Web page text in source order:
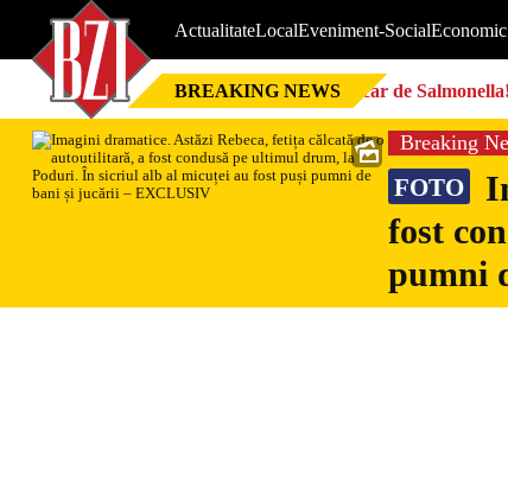
ActualitateLocalEveniment-Social
BREAKING NEWS Focar de
Breaking
FOTO
fost
pumni